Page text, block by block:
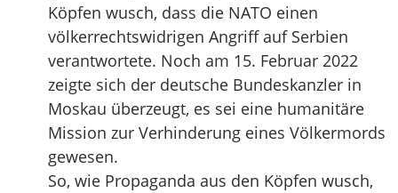
Köpfen wusch, dass die NATO einen
völkerrechtswidrigen Angriff auf Serbien
verantwortete. Noch am 15. Februar 2022
zeigte sich der deutsche Bundeskanzler in
Moskau überzeugt, es sei eine humanitäre
Mission zur Verhinderung eines Völkermords
gewesen.
So, wie Propaganda aus den Köpfen wusch,